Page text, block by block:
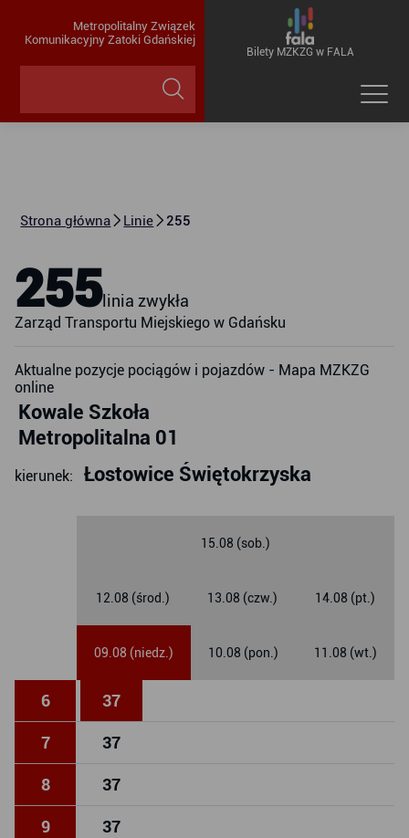
Metropolitalny Związek
Komunikacyjny Zatoki Gdańskiej
Bilety MZKZG w FALA
Strona główna Linie 255
255linia zwykła
Zarząd Transportu Miejskiego w Gdańsku
Aktualne pozycje pociągów i pojazdów - Mapa MZKZG
online
Kowale Szkoła
Metropolitalna 01
kierunek: Łostowice Świętokrzyska
09.08 (niedz.) 10.08 (pon.) 11.08 (wt.)
12.08 (środ.) 13.08 (czw.) 14.08 (pt.)
15.08 (sob.)
6 37
7 37
8 37
9 37